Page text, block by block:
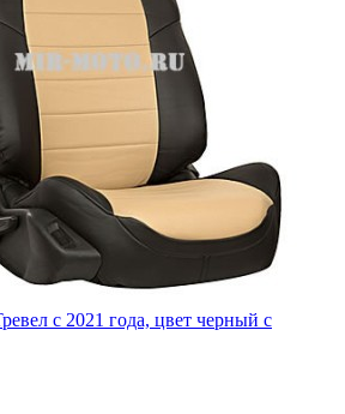
с 2021 года, цвет черный с